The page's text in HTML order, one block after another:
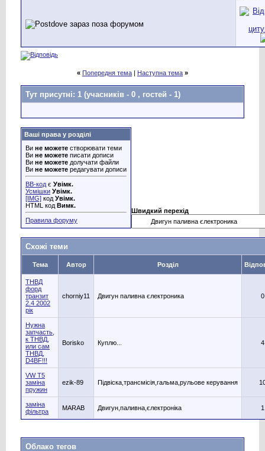
« Попередня тема | Наступна тема »
Тут присутні: 1 (учасників - 0 , гостей - 1)
Ваші права у розділі
Ви не можете створювати теми
Ви не можете писати дописи
Ви не можете долучати файли
Ви не можете редагувати дописи
BB-код є Увімк.
Усмішки Увімк.
[IMG] код Увімк.
HTML код Вимк.
Правила форуму
Швидкий перехід
Схожі теми
Тема Автор Розділ
ТНВД
форд
транзит
2.4 2002
рік
chorniy11 Двигун паливна єлектроника 0
Нужна
запчасть,
к ТНВД,
или сам
ТНВД,
D4BF!!!
Borisko Куплю... 4
VW T5
заміна
пружин
ezik-89 Підвіска,трансмісія,гальма,рульове керування
заміна
фільтра
MARAB Двигун,паливна,єлектроніка 1
Облако тегов